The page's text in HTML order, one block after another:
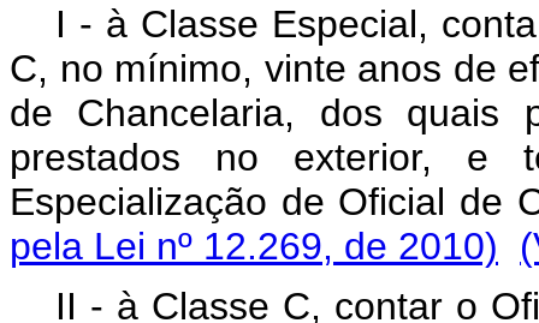
I - à Classe Especial,
C, no mínimo, vinte anos de
de Chancelaria, dos quais
prestados no exterior, e
Especialização de Oficial de
pela Lei nº 12.269, de 2010)
II - à Classe C, contar o